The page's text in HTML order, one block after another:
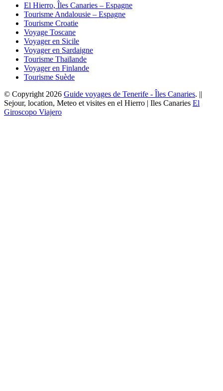
El Hierro, Îles Canaries – Espagne
Tourisme Andalousie – Espagne
Tourisme Croatie
Voyage Toscane
Voyager en Sicile
Voyager en Sardaigne
Tourisme Thaïlande
Voyager en Finlande
Tourisme Suède
© Copyright 2026 Guide voyages de Tenerife - Îles Canaries. ||
Sejour, location, Meteo et visites en el Hierro | Iles Canaries El
Giroscopo Viajero